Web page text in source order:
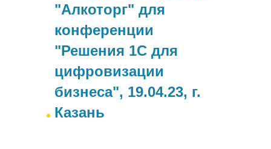
"Алкоторг" для
конференции
"Решения 1С для
цифровизации
бизнеса", 19.04.23, г.
Казань